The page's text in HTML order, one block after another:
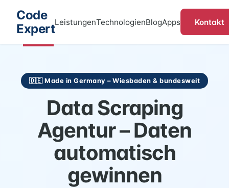
Code
ExpertLeistungenTechnologienBlogApps Kontakt
🇩🇪 Made in Germany – Wiesbaden & bundesweit
Data Scraping
Agentur – Daten
automatisch
gewinnen